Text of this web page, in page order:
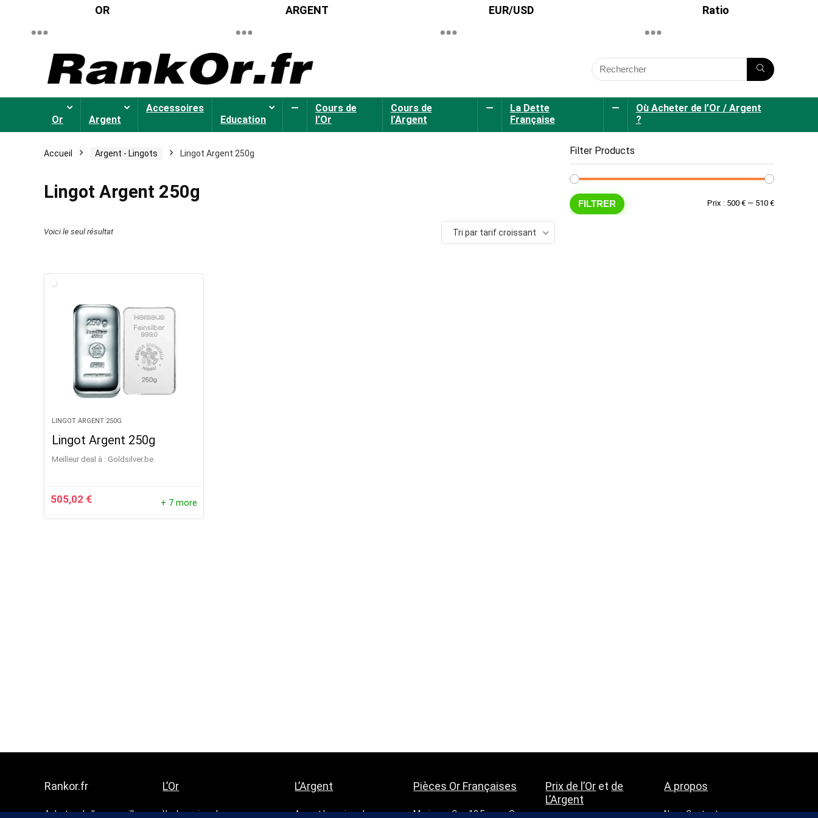
OR ARGENT EUR/USD Ratio
Or Argent
Accessoires
Education
—
Cours de
l’Or
Cours de
l’Argent
—
La Dette
Française
—
Où Acheter de l’Or / Argent
?
Accueil Argent - Lingots Lingot Argent 250g
Lingot Argent 250g
Voici le seul résultat Tri par tarif croissant
LINGOT ARGENT 250G
Lingot Argent 250g
Meilleur deal à : goldsilver.be
505,02 € + 7 more
Filter Products
Prix
Prix
FILTRER Prix : 500 € — 510 €
Rankor.fr
Achetez de l’or au meilleur
L’Or
L’or le moins cher
L’Argent
Argent le moins cher
Pièces Or Françaises
Marianne Coq 10 Francs Or
Prix de l’Or et de
L’Argent
A propos
Nous Contacter